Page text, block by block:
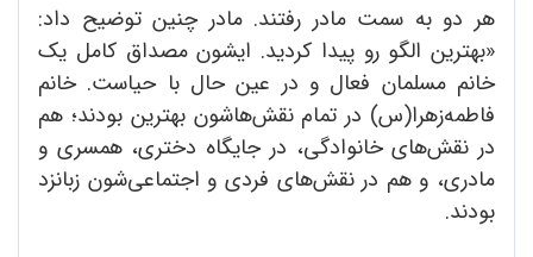
هر دو به سمت مادر رفتند. مادر چنین توضیح داد:
«بهترین الگو رو پیدا کردید. ایشون مصداق کامل یک
خانم مسلمان فعال و در عین حال با حیاست. خانم
فاطمه‌زهرا‌(س) در تمام نقش‌هاشون بهترین بودند؛ هم
در نقش‌های خانوادگی، در جایگاه دختری، همسری و
مادری، و هم در نقش‌های فردی و اجتماعی‌شون زبانزد
بودند.